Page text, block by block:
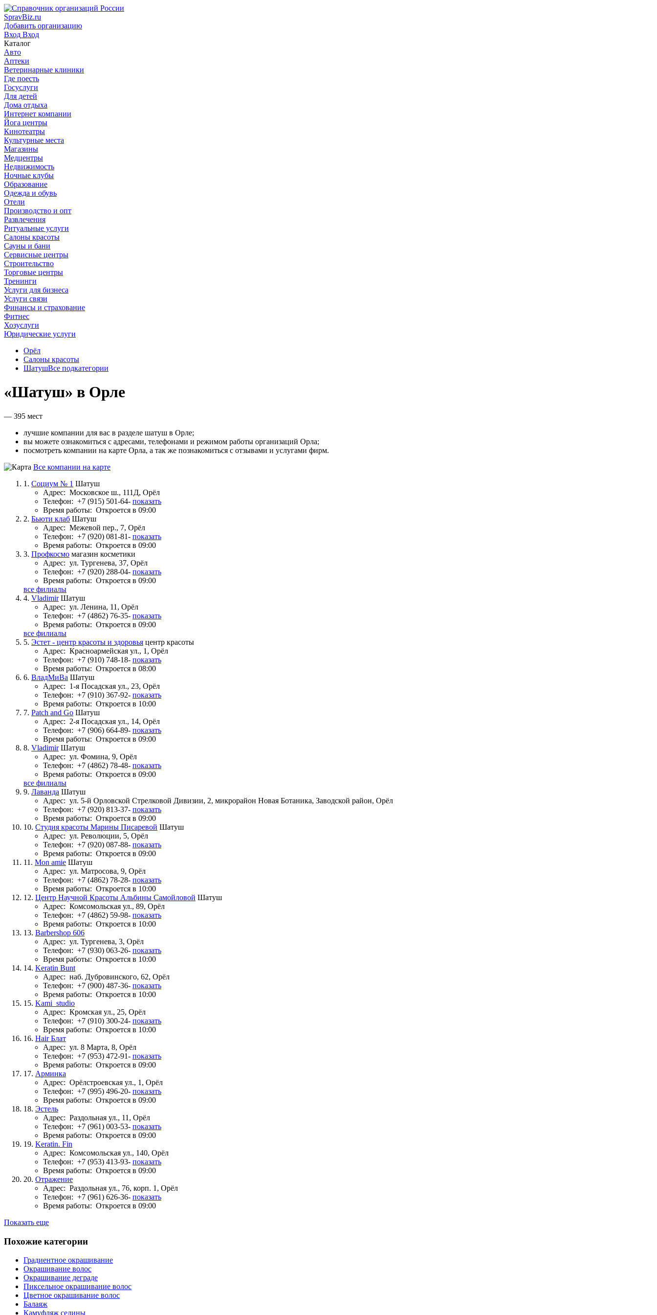
SpravBiz.ru
Добавить организацию
Вход Вход
Каталог
Авто
Аптеки
Ветеринарные клиники
Где поесть
Госуслуги
Для детей
Дома отдыха
Интернет компании
Йога центры
Кинотеатры
Культурные места
Магазины
Медцентры
Недвижимость
Ночные клубы
Образование
Одежда и обувь
Отели
Производство и опт
Развлечения
Ритуальные услуги
Салоны красоты
Сауны и бани
Сервисные центры
Строительство
Торговые центры
Тренинги
Услуги для бизнеса
Услуги связи
Финансы и страхование
Фитнес
Хозуслуги
Юридические услуги
Орёл
Салоны красоты
ШатушВсе подкатегории
«Шатуш» в Орле
— 395 мест
лучшие компании для вас в разделе шатуш в Орле;
вы можете ознакомиться с адресами, телефонами и режимом работы организаций Орла;
посмотреть компании на карте Орла, а так же познакомиться с отзывами и услугами фирм.
Все компании на карте
1. Социум № 1 Шатуш
Адрес: Московское ш., 111Д, Орёл
Телефон: +7 (915) 501-64- показать
Время работы: Откроется в 09:00
2. Бьюти клаб Шатуш
Адрес: Межевой пер., 7, Орёл
Телефон: +7 (920) 081-81- показать
Время работы: Откроется в 09:00
3. Профкосмо магазин косметики
Адрес: ул. Тургенева, 37, Орёл
Телефон: +7 (920) 288-04- показать
Время работы: Откроется в 09:00
все филиалы
4. Vladimir Шатуш
Адрес: ул. Ленина, 11, Орёл
Телефон: +7 (4862) 76-35- показать
Время работы: Откроется в 09:00
все филиалы
5. Эстет - центр красоты и здоровья центр красоты
Адрес: Красноармейская ул., 1, Орёл
Телефон: +7 (910) 748-18- показать
Время работы: Откроется в 08:00
6. ВладМиВа Шатуш
Адрес: 1-я Посадская ул., 23, Орёл
Телефон: +7 (910) 367-92- показать
Время работы: Откроется в 10:00
7. Patch and Go Шатуш
Адрес: 2-я Посадская ул., 14, Орёл
Телефон: +7 (906) 664-89- показать
Время работы: Откроется в 09:00
8. Vladimir Шатуш
Адрес: ул. Фомина, 9, Орёл
Телефон: +7 (4862) 78-48- показать
Время работы: Откроется в 09:00
все филиалы
9. Лаванда Шатуш
Адрес: ул. 5-й Орловской Стрелковой Дивизии, 2, микрорайон Новая Ботаника, Заводской район, Орёл
Телефон: +7 (920) 813-37- показать
Время работы: Откроется в 09:00
10. Студия красоты Марины Писаревой Шатуш
Адрес: ул. Революции, 5, Орёл
Телефон: +7 (920) 087-88- показать
Время работы: Откроется в 09:00
11. Mon amie Шатуш
Адрес: ул. Матросова, 9, Орёл
Телефон: +7 (4862) 78-28- показать
Время работы: Откроется в 10:00
12. Центр Научной Красоты Альбины Самойловой Шатуш
Адрес: Комсомольская ул., 89, Орёл
Телефон: +7 (4862) 59-98- показать
Время работы: Откроется в 10:00
13. Barbershop 606
Адрес: ул. Тургенева, 3, Орёл
Телефон: +7 (930) 063-26- показать
Время работы: Откроется в 10:00
14. Keratin Bunt
Адрес: наб. Дубровинского, 62, Орёл
Телефон: +7 (900) 487-36- показать
Время работы: Откроется в 10:00
15. Kami_studio
Адрес: Кромская ул., 25, Орёл
Телефон: +7 (910) 300-24- показать
Время работы: Откроется в 10:00
16. Hair Блат
Адрес: ул. 8 Марта, 8, Орёл
Телефон: +7 (953) 472-91- показать
Время работы: Откроется в 09:00
17. Арминка
Адрес: Орёлстроевская ул., 1, Орёл
Телефон: +7 (995) 496-20- показать
Время работы: Откроется в 09:00
18. Эстель
Адрес: Раздольная ул., 11, Орёл
Телефон: +7 (961) 003-53- показать
Время работы: Откроется в 09:00
19. Keratin. Fin
Адрес: Комсомольская ул., 140, Орёл
Телефон: +7 (953) 413-93- показать
Время работы: Откроется в 09:00
20. Отражение
Адрес: Раздольная ул., 76, корп. 1, Орёл
Телефон: +7 (961) 626-36- показать
Время работы: Откроется в 09:00
Показать еще
Похожие категории
Градиентное окрашивание
Окрашивание волос
Окрашивание деграде
Пиксельное окрашивание волос
Цветное окрашивание волос
Балаяж
Камуфляж седины